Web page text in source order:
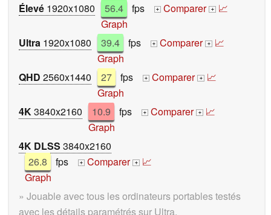
Élevé 1920x1080 56.4 fps + Comparer + 📈
Graph
Ultra 1920x1080 39.4 fps + Comparer + 📈
Graph
QHD 2560x1440 27 fps + Comparer + 📈
Graph
4K3840x2160 10.9 fps + Comparer + 📈
Graph
4K DLSS 3840x2160
26.8
fps + Comparer + 📈
Graph
» Jouable avec tous les ordinateurs portables testés
avec les détails paramétrés sur Ultra.